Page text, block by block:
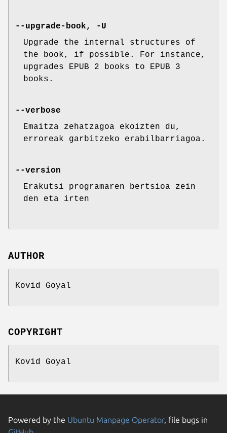
--upgrade-book, -U
Upgrade the internal structures of
the book, if possible. For instance,
upgrades EPUB 2 books to EPUB 3
books.
--verbose
Emaitza zehatzagoa ekoizten du,
erroreak garbitzeko erabilbarriagoa.
--version
Erakutsi programaren bertsioa zein
den eta irten
AUTHOR
Kovid Goyal
COPYRIGHT
Kovid Goyal
Powered by the Ubuntu Manpage Operator, file bugs in